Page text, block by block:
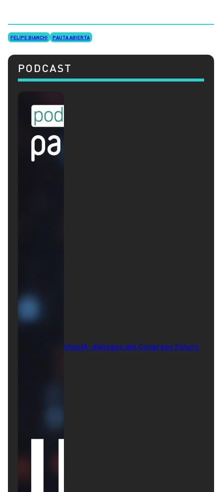
FELIPE BIANCHI PAUTA ABIERTA
PODCAST
UtopIA: diálogos del Congreso Futuro